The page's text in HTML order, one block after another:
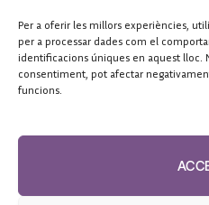
Per a oferir les millors experiències,
per a processar dades com el
identificacions úniques en aquest lloc.
consentiment, pot afectar
funcions.
FUNDACIÓ